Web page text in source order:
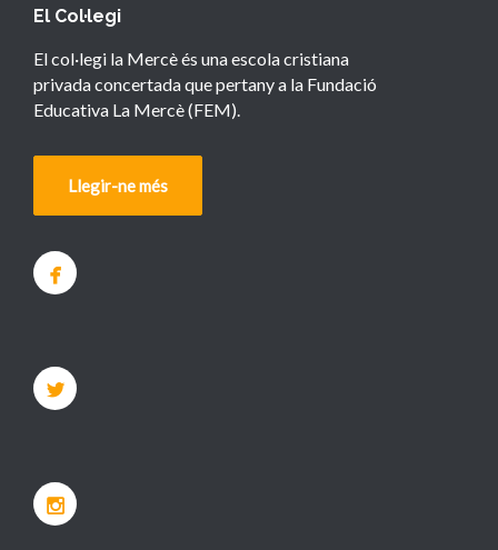
El Col·legi
El col·legi la Mercè és una escola cristiana
privada concertada que pertany a la Fundació
Educativa La Mercè (FEM).
Llegir-ne més